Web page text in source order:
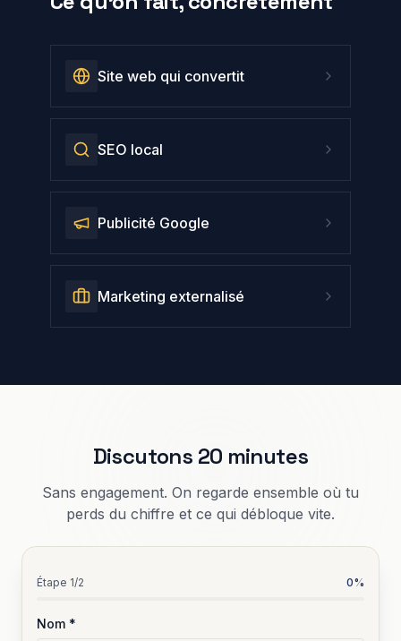
Site web qui convertit
SEO local
Publicité Google
Marketing externalisé
Discutons 20 minutes
Sans engagement. On regarde ensemble où tu
perds du chiffre et ce qui débloque vite.
Étape 1/2 0%
Nom *